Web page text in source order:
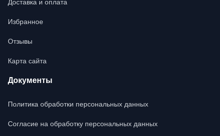
Доставка и оплата
Избранное
Отзывы
Карта сайта
Документы
Политика обработки персональных данных
Согласие на обработку персональных данных